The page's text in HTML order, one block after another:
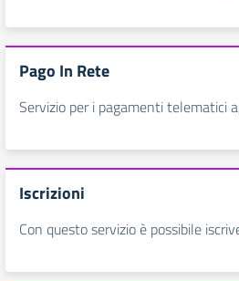
Pago In Rete
Servizio per i pagamenti telematici
Iscrizioni
Con questo servizio è possibile